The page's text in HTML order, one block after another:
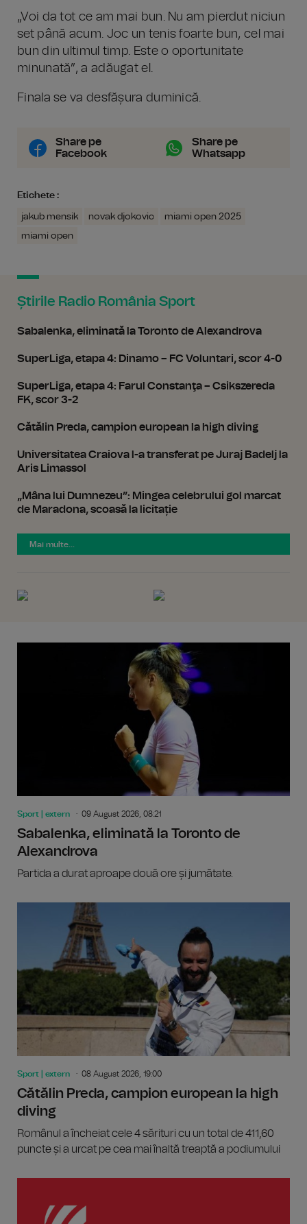
„Voi da tot ce am mai bun. Nu am pierdut niciun
set până acum. Joc un tenis foarte bun, cel mai
bun din ultimul timp. Este o oportunitate
minunată”, a adăugat el.
Finala se va desfășura duminică.
Share pe
Facebook
Share pe
Whatsapp
Etichete :
jakub mensik novak djokovic
miami open 2025
miami open
Știrile Radio România Sport
Sabalenka, eliminată la Toronto de Alexandrova
SuperLiga, etapa 4: Dinamo – FC Voluntari, scor 4-0
SuperLiga, etapa 4: Farul Constanţa – Csikszereda
FK, scor 3-2
Cătălin Preda, campion european la high diving
Universitatea Craiova l-a transferat pe Juraj Badelj la
Aris Limassol
„Mâna lui Dumnezeu”: Mingea celebrului gol marcat
de Maradona, scoasă la licitație
Mai multe...
Sport | extern 09 August 2026, 08:21
Sabalenka, eliminată la Toronto de
Alexandrova
Partida a durat aproape două ore și jumătate.
Sport | extern 08 August 2026, 19:00
Cătălin Preda, campion european la high
diving
Românul a încheiat cele 4 sărituri cu un total de 411,60
puncte și a urcat pe cea mai înaltă treaptă a podiumului